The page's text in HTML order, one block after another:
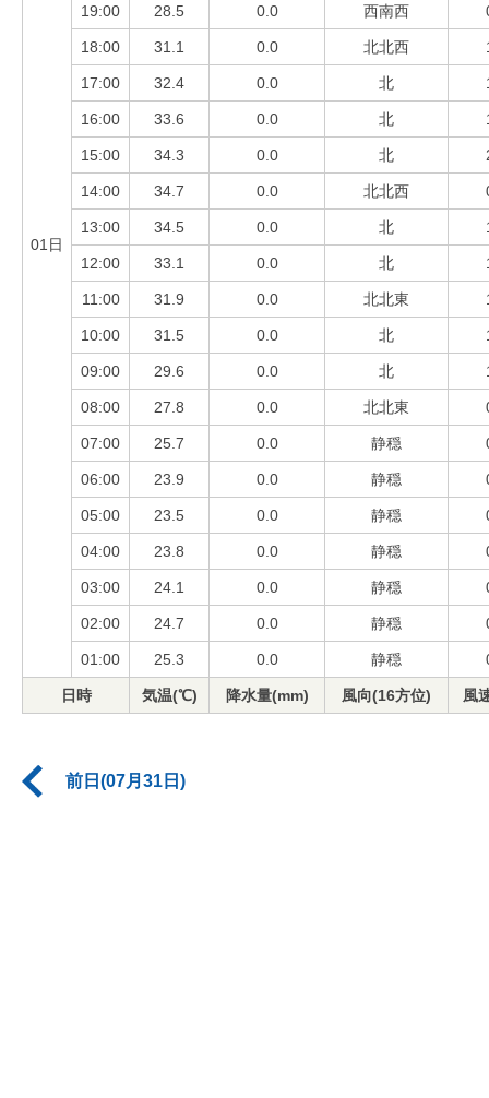
01日
19:00 28.5 0.0 西南西
18:00 31.1 0.0 北北西
17:00 32.4 0.0 北
16:00 33.6 0.0 北
15:00 34.3 0.0 北
14:00 34.7 0.0 北北西
13:00 34.5 0.0 北
12:00 33.1 0.0 北
11:00 31.9 0.0 北北東
10:00 31.5 0.0 北
09:00 29.6 0.0 北
08:00 27.8 0.0 北北東
07:00 25.7 0.0 静穏
06:00 23.9 0.0 静穏
05:00 23.5 0.0 静穏
04:00 23.8 0.0 静穏
03:00 24.1 0.0 静穏
02:00 24.7 0.0 静穏
01:00 25.3 0.0 静穏
日時 気温(℃) 降水量(mm) 風向(16方位) 風
前日(07月31日)